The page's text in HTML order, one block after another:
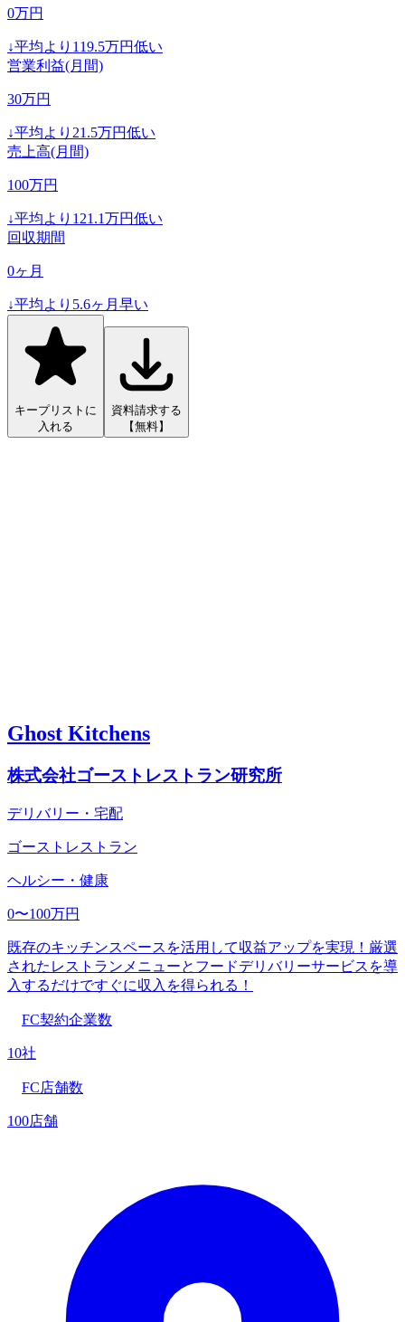
0万円
↓平均より 119.5万円低い
営業利益(月間)
30万円
↓平均より 21.5万円低い
売上高(月間)
100万円
↓平均より 121.1万円低い
回収期間
0ヶ月
↓平均より 5.6ヶ月早い
キープリストに
入れる
資料請求する
【無料】
Ghost Kitchens
株式会社ゴーストレストラン研究所
デリバリー・宅配
ゴーストレストラン
ヘルシー・健康
0〜100万円
既存のキッチンスペースを活用して収益アップを実現！厳選
されたレストランメニューとフードデリバリーサービスを導
入するだけですぐに収入を得られる！
FC契約企業数
10社
FC店舗数
100店舗